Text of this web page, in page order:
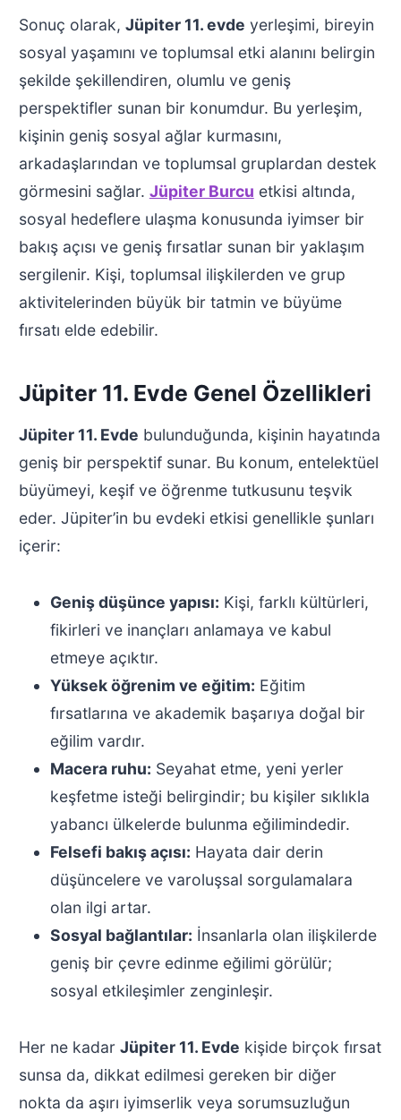
Sonuç olarak, Jüpiter 11. evde yerleşimi, bireyin
sosyal yaşamını ve toplumsal etki alanını belirgin
şekilde şekillendiren, olumlu ve geniş
perspektifler sunan bir konumdur. Bu yerleşim,
kişinin geniş sosyal ağlar kurmasını,
arkadaşlarından ve toplumsal gruplardan destek
görmesini sağlar. Jüpiter Burcu etkisi altında,
sosyal hedeflere ulaşma konusunda iyimser bir
bakış açısı ve geniş fırsatlar sunan bir yaklaşım
sergilenir. Kişi, toplumsal ilişkilerden ve grup
aktivitelerinden büyük bir tatmin ve büyüme
fırsatı elde edebilir.
Jüpiter 11. Evde Genel Özellikleri
Jüpiter 11. Evde bulunduğunda, kişinin hayatında
geniş bir perspektif sunar. Bu konum, entelektüel
büyümeyi, keşif ve öğrenme tutkusunu teşvik
eder. Jüpiter’in bu evdeki etkisi genellikle şunları
içerir:
Geniş düşünce yapısı: Kişi, farklı kültürleri,
fikirleri ve inançları anlamaya ve kabul
etmeye açıktır.
Yüksek öğrenim ve eğitim: Eğitim
fırsatlarına ve akademik başarıya doğal bir
eğilim vardır.
Macera ruhu: Seyahat etme, yeni yerler
keşfetme isteği belirgindir; bu kişiler sıklıkla
yabancı ülkelerde bulunma eğilimindedir.
Felsefi bakış açısı: Hayata dair derin
düşüncelere ve varoluşsal sorgulamalara
olan ilgi artar.
Sosyal bağlantılar: İnsanlarla olan ilişkilerde
geniş bir çevre edinme eğilimi görülür;
sosyal etkileşimler zenginleşir.
Her ne kadar Jüpiter 11. Evde kişide birçok fırsat
sunsa da, dikkat edilmesi gereken bir diğer
nokta da aşırı iyimserlik veya sorumsuzluğun